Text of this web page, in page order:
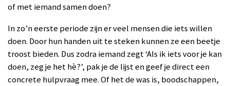
of met iemand samen doen?
In zo’n eerste periode zijn er veel mensen die iets willen
doen. Door hun handen uit te steken kunnen ze een beetje
troost bieden. Dus zodra iemand zegt ‘Als ik iets voor je kan
doen, zeg je het hè?’, pak je de lijst en geef je direct een
concrete hulpvraag mee. Of het de was is, boodschappen,